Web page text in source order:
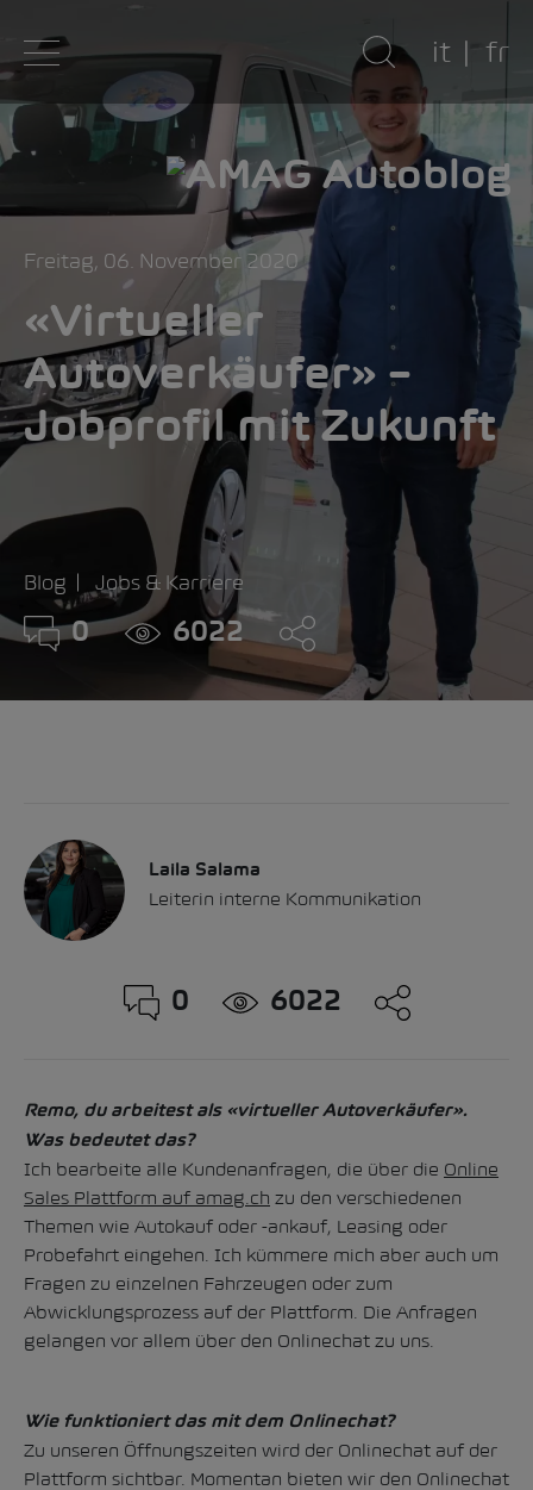
it fr
Freitag, 06. November 2020
«Virtueller
Autoverkäufer» –
Jobprofil mit Zukunft
Blog Jobs & Karriere
0 6022
Laila Salama
Leiterin interne Kommunikation
0 6022
Remo, du arbeitest als «virtueller Autoverkäufer».
Was bedeutet das?
Ich bearbeite alle Kundenanfragen, die über die Online
Sales Plattform auf amag.ch zu den verschiedenen
Themen wie Autokauf oder -ankauf, Leasing oder
Probefahrt eingehen. Ich kümmere mich aber auch um
Fragen zu einzelnen Fahrzeugen oder zum
Abwicklungsprozess auf der Plattform. Die Anfragen
gelangen vor allem über den Onlinechat zu uns.
Wie funktioniert das mit dem Onlinechat?
Zu unseren Öffnungszeiten wird der Onlinechat auf der
Plattform sichtbar. Momentan bieten wir den Onlinechat